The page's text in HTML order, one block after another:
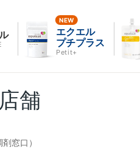
エクエル
プチプラス
Petit+
舗
窓口）